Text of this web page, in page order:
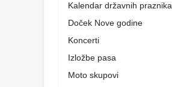
Kalendar državnih praznika
Doček Nove godine
Koncerti
Izložbe pasa
Moto skupovi